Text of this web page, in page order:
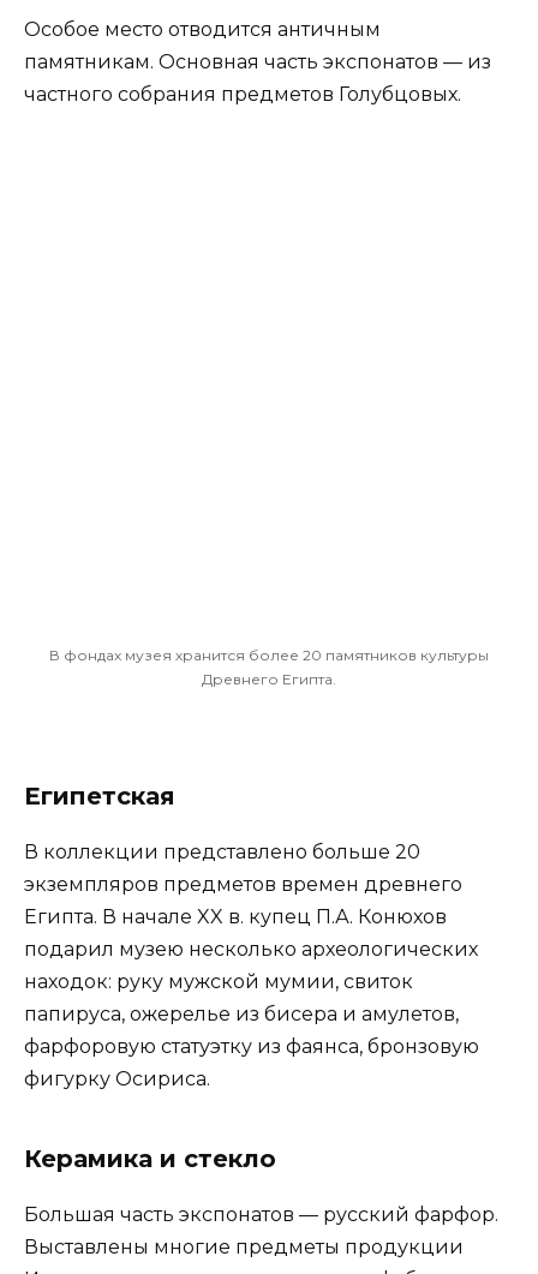
Особое место отводится античным
памятникам. Основная часть экспонатов — из
частного собрания предметов Голубцовых.
В фондах музея хранится более 20 памятников культуры
Древнего Египта.
Египетская
В коллекции представлено больше 20
экземпляров предметов времен древнего
Египта. В начале XX в. купец П.А. Конюхов
подарил музею несколько археологических
находок: руку мужской мумии, свиток
папируса, ожерелье из бисера и амулетов,
фарфоровую статуэтку из фаянса, бронзовую
фигурку Осириса.
Керамика и стекло
Большая часть экспонатов — русский фарфор.
Выставлены многие предметы продукции